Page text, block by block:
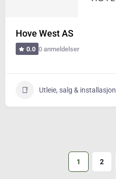
Hove West AS
0.0 0 anmeldelser
Utleie, salg & installasjon
1 2